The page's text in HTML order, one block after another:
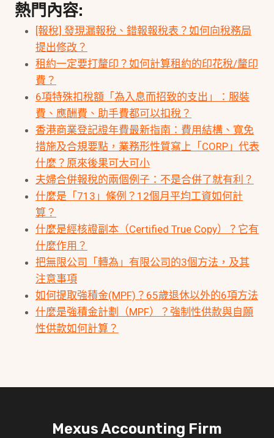
熱門內容:
[報稅] 發現漏報稅、錯報報稅表？如何向稅務局
提出修改？
租約一定要打釐印？如何計算租約的印花稅/釐印
費？
6項特殊扣稅額「為入息而招致的支出」：服裝
費、應酬費、助手費都可以扣稅？
香港商業登記證年費最新指南：費用結構、寬免
措施及合規要點，業務形性質寫上「CORP」代表
什麼？原來後果可大可小
夫婦合併報稅的兩個例子：不是合併了就有利？
什麼是「713」條例？12個月平均工資如何計
算？
什麼是經核證副本（Certified True Copy）？它有
什麼作用？
把無限公司「轉為」有限公司的3個方法，及其
注意事項
如何提取強積金(MPF)？65歲退休以外的6項方法
什麼是強積金計劃（MPF）？強制性供款與自願
性供款如何計算？
Mexus Accounting Firm